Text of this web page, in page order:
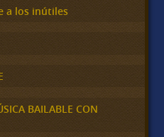
a los inútiles
BAILABLE CON